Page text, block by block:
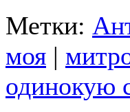
Метки:
моя |
одинокую